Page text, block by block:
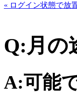
« ログイン状態で放
Q:月の
A:可能